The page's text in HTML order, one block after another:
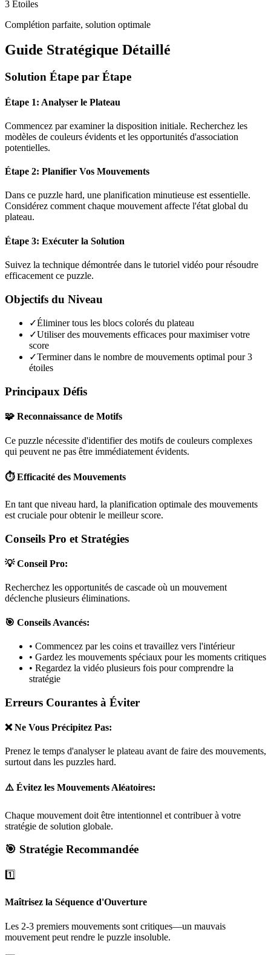
3 Étoiles
Complétion parfaite, solution optimale
Guide Stratégique Détaillé
Solution Étape par Étape
Étape 1: Analyser le Plateau
Commencez par examiner la disposition initiale. Recherchez les
modèles de couleurs évidents et les opportunités d'association
potentielles.
Étape 2: Planifier Vos Mouvements
Dans ce puzzle hard, une planification minutieuse est essentielle.
Considérez comment chaque mouvement affecte l'état global du
plateau.
Étape 3: Exécuter la Solution
Suivez la technique démontrée dans le tutoriel vidéo pour résoudre
efficacement ce puzzle.
Objectifs du Niveau
✓Éliminer tous les blocs colorés du plateau
✓Utiliser des mouvements efficaces pour maximiser votre
score
✓Terminer dans le nombre de mouvements optimal pour 3
étoiles
Principaux Défis
🧩 Reconnaissance de Motifs
Ce puzzle nécessite d'identifier des motifs de couleurs complexes
qui peuvent ne pas être immédiatement évidents.
⏱️ Efficacité des Mouvements
En tant que niveau hard, la planification optimale des mouvements
est cruciale pour obtenir le meilleur score.
Conseils Pro et Stratégies
💡 Conseil Pro:
Recherchez les opportunités de cascade où un mouvement
déclenche plusieurs éliminations.
🎯 Conseils Avancés:
• Commencez par les coins et travaillez vers l'intérieur
• Gardez les mouvements spéciaux pour les moments critiques
• Regardez la vidéo plusieurs fois pour comprendre la
stratégie
Erreurs Courantes à Éviter
❌ Ne Vous Précipitez Pas:
Prenez le temps d'analyser le plateau avant de faire des mouvements,
surtout dans les puzzles hard.
⚠️ Évitez les Mouvements Aléatoires:
Chaque mouvement doit être intentionnel et contribuer à votre
stratégie de solution globale.
🎯 Stratégie Recommandée
1️⃣
Maîtrisez la Séquence d'Ouverture
Les 2-3 premiers mouvements sont critiques—un mauvais
mouvement peut rendre le puzzle insoluble.